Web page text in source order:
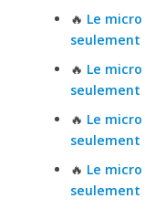
🔥 Le
seulement
🔥 Le
seulement
🔥 Le
seulement
🔥 Le
seulement